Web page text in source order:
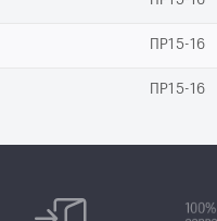
ПР15-16
ПР15-16